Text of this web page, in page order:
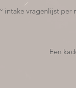
° intake vragenlijst per
Een